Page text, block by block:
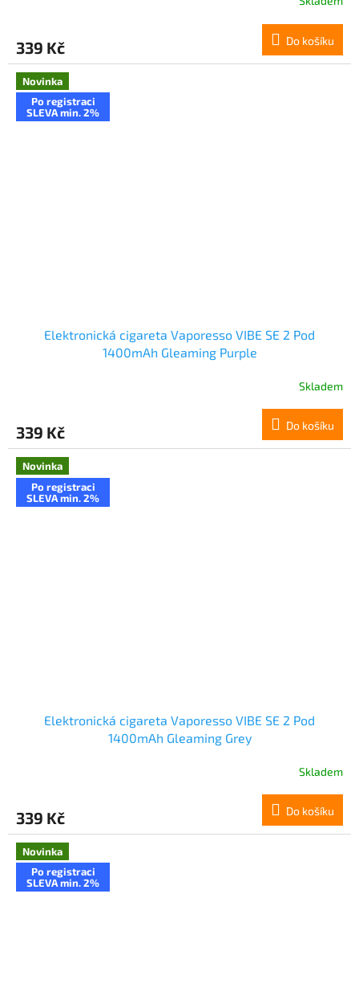
339 Kč Do košíku
Novinka
Po registraci
SLEVA min. 2%
Elektronická cigareta Vaporesso VIBE SE 2 Pod
1400mAh Gleaming Purple
Skladem
339 Kč Do košíku
Novinka
Po registraci
SLEVA min. 2%
Elektronická cigareta Vaporesso VIBE SE 2 Pod
1400mAh Gleaming Grey
Skladem
339 Kč Do košíku
Novinka
Po registraci
SLEVA min. 2%